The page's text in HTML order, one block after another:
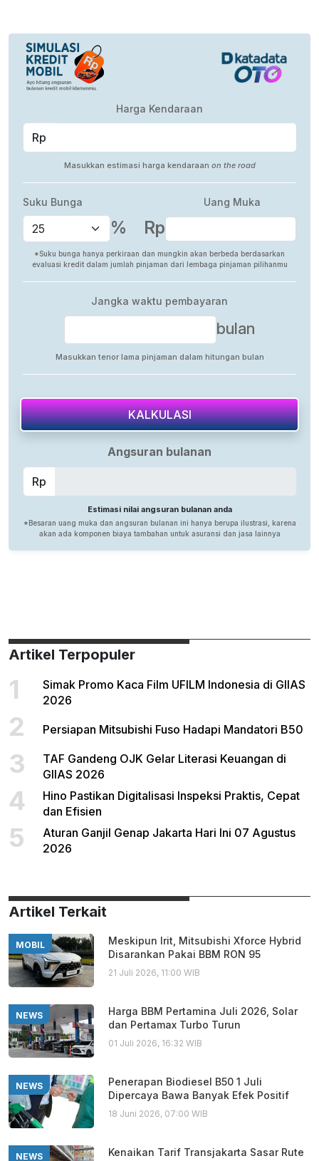
Artikel Terpopuler
1
Simak Promo Kaca Film UFILM Indonesia di GIIAS
2026
2 Persiapan Mitsubishi Fuso Hadapi Mandatori B50
3
TAF Gandeng OJK Gelar Literasi Keuangan di
GIIAS 2026
4
Hino Pastikan Digitalisasi Inspeksi Praktis, Cepat
dan Efisien
5
Aturan Ganjil Genap Jakarta Hari Ini 07 Agustus
2026
Artikel Terkait
MOBIL
Meskipun Irit, Mitsubishi Xforce Hybrid
Disarankan Pakai BBM RON 95
21 Juli 2026, 11:00 WIB
NEWS
Harga BBM Pertamina Juli 2026, Solar
dan Pertamax Turbo Turun
01 Juli 2026, 16:32 WIB
NEWS
Penerapan Biodiesel B50 1 Juli
Dipercaya Bawa Banyak Efek Positif
18 Juni 2026, 07:00 WIB
NEWS
Kenaikan Tarif Transjakarta Sasar Rute